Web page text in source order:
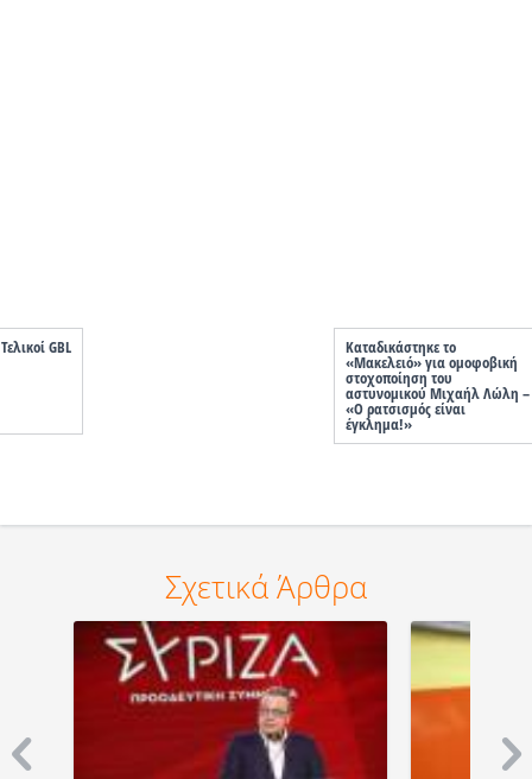
Τελικοί GBL Καταδικάστηκε το
«Μακελειό» για ομοφοβική
στοχοποίηση του
αστυνομικού Μιχαήλ Λώλη –
«Ο ρατσισμός είναι
έγκλημα!»
Σχετικά Άρθρα